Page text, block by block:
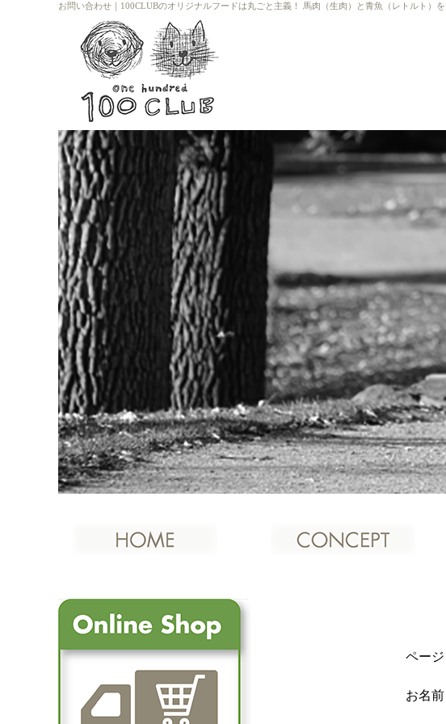
お問い合わせ ｜ 100CLUBのオリジナルフードは丸ごと主義！ 馬肉（生肉）と青魚（レトルト）を
ペー
お名前